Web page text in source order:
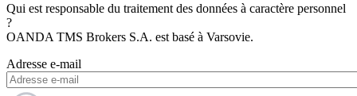
Qui est responsable du traitement des données à caractère personnel
?
OANDA TMS Brokers S.A. est basé à Varsovie.
Adresse e-mail